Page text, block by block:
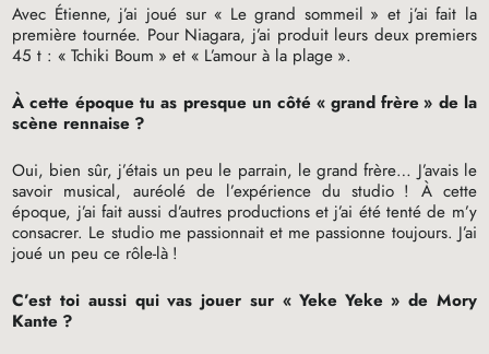
Avec Étienne, j’ai joué sur « Le grand sommeil » et j’ai fait la
première tournée. Pour Niagara, j’ai produit leurs deux premiers
45 t : « Tchiki Boum » et « L’amour à la plage ».
À cette époque tu as presque un côté « grand frère» de la
scène rennaise ?
Oui, bien sûr, j’étais un peu le parrain, le grand frère… J’avais le
savoir musical, auréolé de l’expérience du studio ! À cette
époque, j’ai fait aussi d’autres productions et j’ai été tenté de m’y
consacrer. Le studio me passionnait et me passionne toujours. J’ai
joué un peu ce rôle-là !
C’est toi aussi qui vas jouer sur « Yeke Yeke » de Mory
Kante ?